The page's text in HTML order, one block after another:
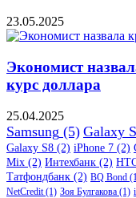
23.05.2025
Экономист
курс доллара
25.04.2025
Samsung (5) Galaxy
Galaxy S8 (2) iPhone 7 (2)
Mix (2) Интехбанк (2)
Татфондбанк (2) BQ Bond
NetCredit (1) Зоя Булгакова (1)